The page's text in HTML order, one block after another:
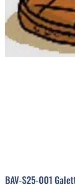
BAV-S25-001